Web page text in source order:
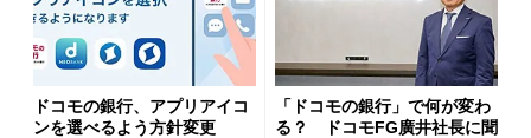
ドコモの銀行、アプリアイコ
ンを選べるよう方針変更
「ドコモの銀行」で何が変わ
る？ ドコモFG廣井社長に聞